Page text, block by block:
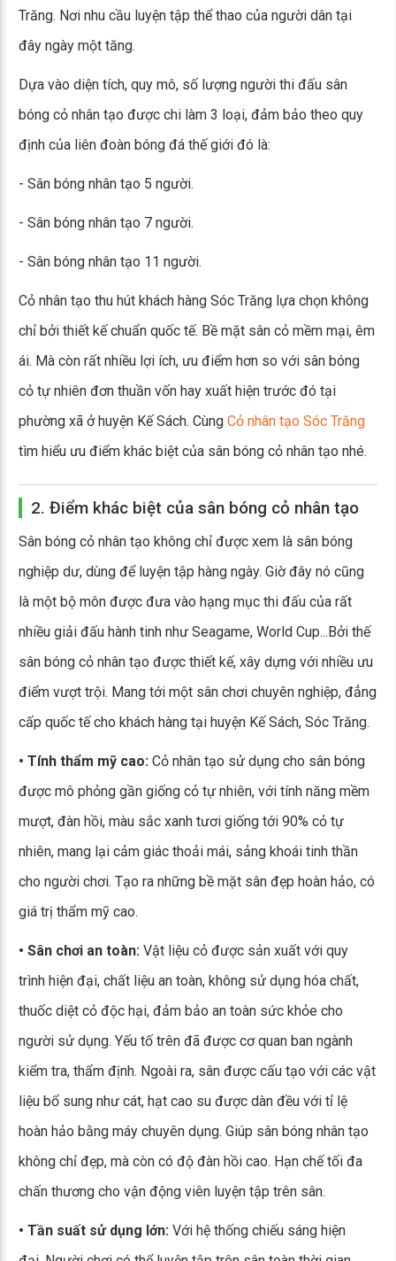
Trăng. Nơi nhu cầu luyện tập thể thao của người dân tại
đây ngày một tăng.
Dựa vào diện tích, quy mô, số lượng người thi đấu sân
bóng cỏ nhân tạo được chi làm 3 loại, đảm bảo theo quy
định của liên đoàn bóng đá thế giới đó là:
- Sân bóng nhân tạo 5 người.
- Sân bóng nhân tạo 7 người.
- Sân bóng nhân tạo 11 người.
Cỏ nhân tạo thu hút khách hàng Sóc Trăng lựa chọn không
chỉ bởi thiết kế chuẩn quốc tế. Bề mặt sân cỏ mềm mại, êm
ái. Mà còn rất nhiều lợi ích, ưu điểm hơn so với sân bóng
cỏ tự nhiên đơn thuần vốn hay xuất hiện trước đó tại
phường xã ở huyện Kế Sách. Cùng Cỏ nhân tạo Sóc Trăng
tìm hiểu ưu điểm khác biệt của sân bóng cỏ nhân tạo nhé.
2. Điểm khác biệt của sân bóng cỏ nhân tạo
Sân bóng cỏ nhân tạo không chỉ được xem là sân bóng
nghiệp dư, dùng để luyện tập hàng ngày. Giờ đây nó cũng
là một bộ môn được đưa vào hạng mục thi đấu của rất
nhiều giải đấu hành tinh như Seagame, World Cup...Bởi thế
sân bóng cỏ nhân tạo được thiết kế, xây dựng với nhiều ưu
điểm vượt trội. Mang tới một sân chơi chuyên nghiệp, đẳng
cấp quốc tế cho khách hàng tại huyện Kế Sách, Sóc Trăng.
• Tính thẩm mỹ cao: Cỏ nhân tạo sử dụng cho sân bóng
được mô phỏng gần giống cỏ tự nhiên, với tính năng mềm
mượt, đàn hồi, màu sắc xanh tươi giống tới 90% cỏ tự
nhiên, mang lại cảm giác thoải mái, sảng khoái tinh thần
cho người chơi. Tạo ra những bề mặt sân đẹp hoàn hảo, có
giá trị thẩm mỹ cao.
• Sân chơi an toàn: Vật liệu cỏ được sản xuất với quy
trình hiện đại, chất liệu an toàn, không sử dụng hóa chất,
thuốc diệt cỏ độc hại, đảm bảo an toàn sức khỏe cho
người sử dụng. Yếu tố trên đã được cơ quan ban ngành
kiểm tra, thẩm định. Ngoài ra, sân được cấu tạo với các vật
liệu bổ sung như cát, hạt cao su được dàn đều với tỉ lệ
hoàn hảo bằng máy chuyên dụng. Giúp sân bóng nhân tạo
không chỉ đẹp, mà còn có độ đàn hồi cao. Hạn chế tối đa
chấn thương cho vận động viên luyện tập trên sân.
• Tần suất sử dụng lớn: Với hệ thống chiếu sáng hiện